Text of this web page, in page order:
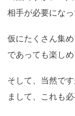
相手が必要になっ
仮にたくさん集
であっても楽し
そして、当然で
まして、これも